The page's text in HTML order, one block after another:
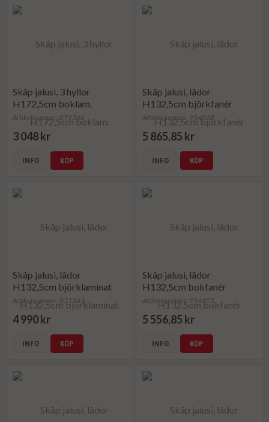
Skåp jalusi, 3 hyllor
H172,5cm boklam.
Artikelnummer: 871366
3 048 kr
INFO KÖP
Skåp jalusi, lådor
H132,5cm björkfanér
Artikelnummer: 934808
5 865,85 kr
INFO KÖP
Skåp jalusi, lådor
H132,5cm björklaminat
Artikelnummer: 871363
4 990 kr
INFO KÖP
Skåp jalusi, lådor
H132,5cm bokfanér
Artikelnummer: 934805
5 556,85 kr
INFO KÖP